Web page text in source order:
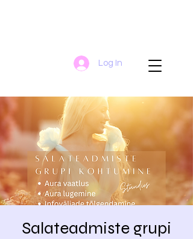
Log In
Salateadmiste grupi